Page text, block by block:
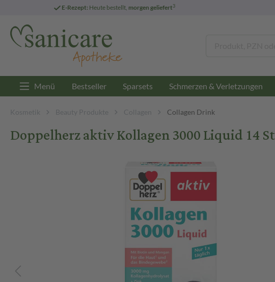
E-Rezept: Heute bestellt, morgen geliefert3
Menü Bestseller Sparsets Schmerzen & Verletzungen
Kosmetik Beauty Produkte Collagen Collagen Drink
Doppelherz aktiv Kollagen 3000 Liquid 14